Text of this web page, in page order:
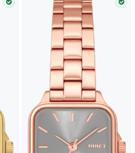
SKLADEM